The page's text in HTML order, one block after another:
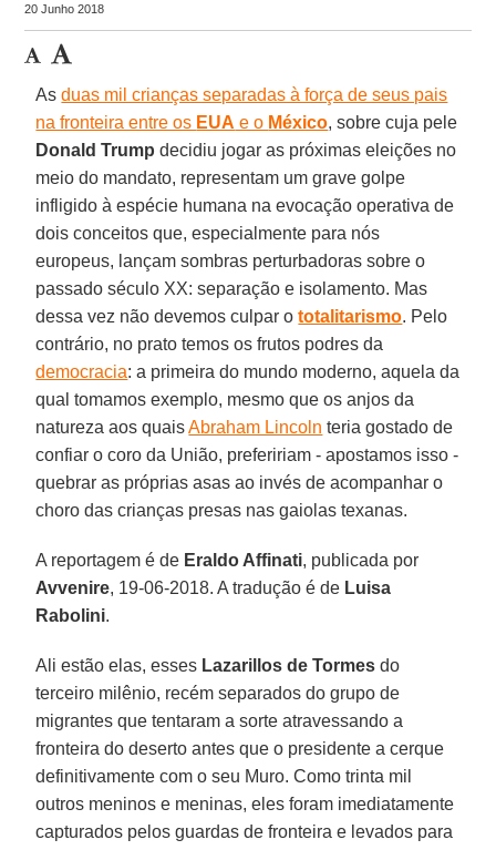
20 Junho 2018
Asduas mil crianças separadas à força de seus pais
na fronteira entre os EUA e o México, sobre cuja pele
Donald Trump decidiu jogar as próximas eleições no
meio do mandato, representam um grave golpe
infligido à espécie humana na evocação operativa de
dois conceitos que, especialmente para nós
europeus, lançam sombras perturbadoras sobre o
passado século XX: separação e isolamento. Mas
dessa vez não devemos culpar ototalitarismo. Pelo
contrário, no prato temos os frutos podres da
democracia: a primeira do mundo moderno, aquela da
qual tomamos exemplo, mesmo que os anjos da
natureza aos quaisAbraham Lincoln teria gostado de
confiar o coro da União, prefeririam - apostamos isso -
quebrar as próprias asas ao invés de acompanhar o
choro das crianças presas nas gaiolas texanas.
A reportagem é de Eraldo Affinati, publicada por
Avvenire, 19-06-2018. A tradução é de Luisa
Rabolini.
Ali estão elas, esses Lazarillos de Tormes do
terceiro milênio, recém separados do grupo de
migrantes que tentaram a sorte atravessando a
fronteira do deserto antes que o presidente a cerque
definitivamente com o seu Muro. Como trinta mil
outros meninos e meninas, eles foram imediatamente
capturados pelos guardas de fronteira e levados para